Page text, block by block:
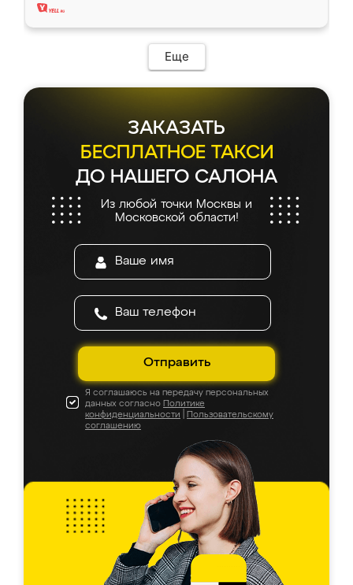
Еще
ЗАКАЗАТЬ
БЕСПЛАТНОЕ ТАКСИ
ДО НАШЕГО САЛОНА
Из любой точки Москвы и
Московской области!
Отправить
Я соглашаюсь на передачу персональных
данных согласно Политике
конфиденциальности
Пользовательскому
соглашению